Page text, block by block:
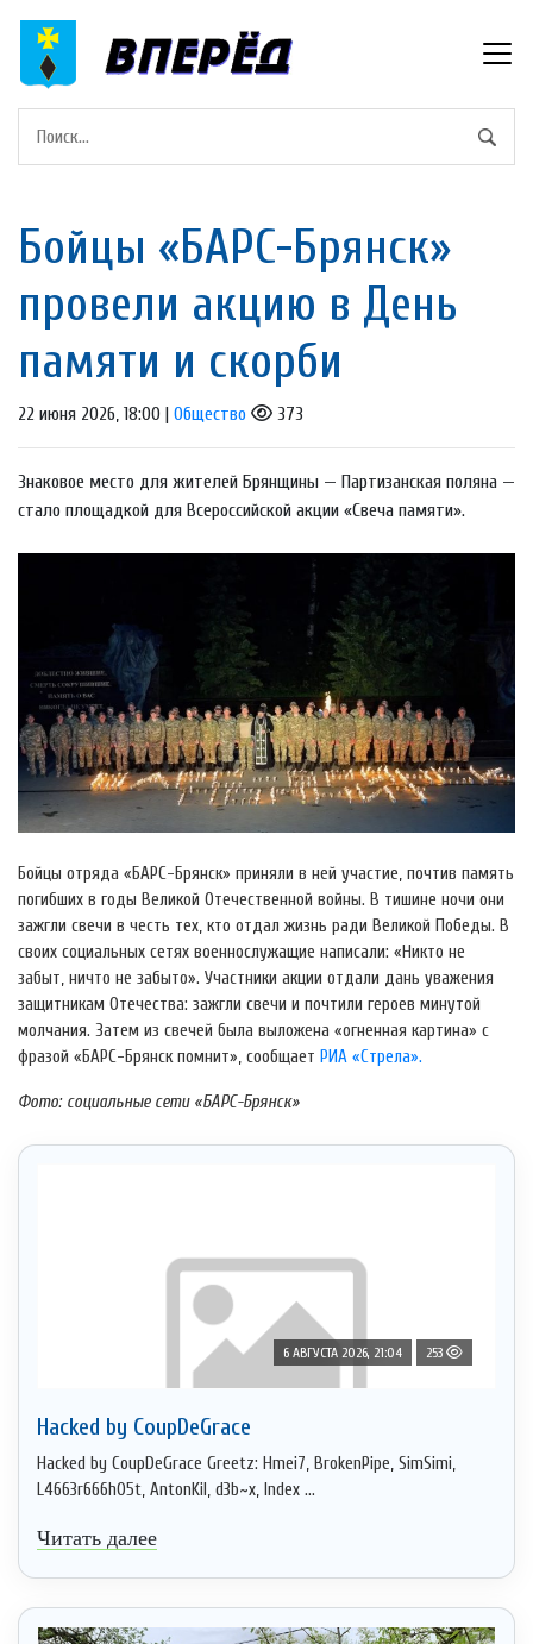
Бойцы «БАРС-Брянск»
провели акцию в День
памяти и скорби
22 июня 2026, 18:00 | Общество 373
Знаковое место для жителей Брянщины — Партизанская поляна —
стало площадкой для Всероссийской акции «Свеча памяти».
Бойцы отряда «БАРС-Брянск» приняли в ней участие, почтив память
погибших в годы Великой Отечественной войны. В тишине ночи они
зажгли свечи в честь тех, кто отдал жизнь ради Великой Победы. В
своих социальных сетях военнослужащие написали: «Никто не
забыт, ничто не забыто». Участники акции отдали дань уважения
защитникам Отечества: зажгли свечи и почтили героев минутой
молчания. Затем из свечей была выложена «огненная картина» с
фразой «БАРС-Брянск помнит», сообщает РИА «Стрела».
Фото: социальные сети «БАРС-Брянск»
6 АВГУСТА 2026, 21:04 253
Hacked by CoupDeGrace
Hacked by CoupDeGrace Greetz: Hmei7, BrokenPipe, SimSimi,
L4663r666h05t, AntonKil, d3b~x, Index ...
Читать далее